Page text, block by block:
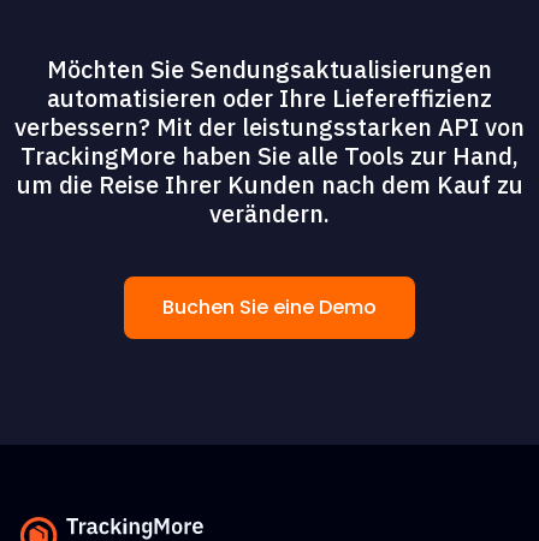
Möchten Sie Sendungsaktualisierungen
automatisieren oder Ihre Liefereffizienz
verbessern? Mit der leistungsstarken API von
TrackingMore haben Sie alle Tools zur Hand,
um die Reise Ihrer Kunden nach dem Kauf zu
verändern.
Buchen Sie eine Demo